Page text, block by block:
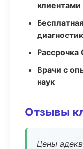
клиентами
Рассрочка
Врачи с
наук
Отзывы
Цены